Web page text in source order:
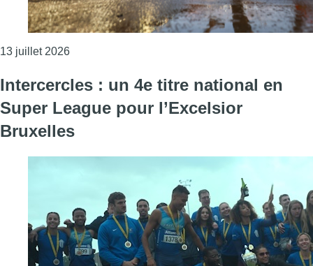
13 juillet 2026Consulter l'article "Mémorial Van Damme: une
Intercercles : un 4e titre national en
Super League pour l’Excelsior
Bruxelles